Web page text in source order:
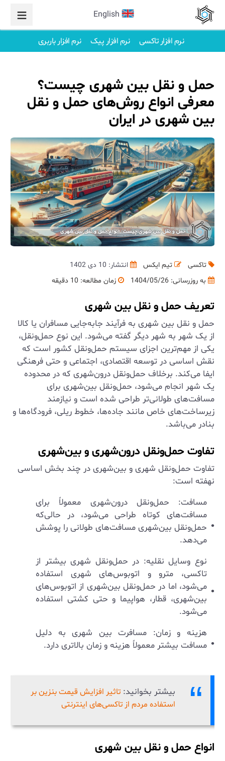
English
نرم افزار تاکسی نرم افزار پیک نرم افزار باربری
حمل و نقل بین شهری چیست؟
معرفی انواع روش‌های حمل و نقل
بین شهری در ایران
تاکسی تیم ایکس
انتشار: 10 دی 1402
به روزرسانی: 1404/05/26 زمان مطالعه: 10 دقیقه
تعریف حمل و نقل بین شهری
حمل و نقل بین شهری به فرآیند جابه‌جایی مسافران یا کالا
از یک شهر به شهر دیگر گفته می‌شود. این نوع حمل‌ونقل،
یکی از مهم‌ترین اجزای سیستم حمل‌ونقل کشور است که
نقش اساسی در توسعه اقتصادی، اجتماعی و حتی فرهنگی
ایفا می‌کند. برخلاف حمل‌ونقل درون‌شهری که در محدوده
یک شهر انجام می‌شود، حمل‌ونقل بین‌شهری برای
مسافت‌های طولانی‌تر طراحی شده است و نیازمند
زیرساخت‌های خاص مانند جاده‌ها، خطوط ریلی، فرودگاه‌ها و
بنادر می‌باشد.
تفاوت حمل‌ونقل درون‌شهری و بین‌شهری
تفاوت حمل‌ونقل شهری و بین‌شهری در چند بخش اساسی
نهفته است:
مسافت: حمل‌ونقل درون‌شهری معمولاً برای
مسافت‌های کوتاه طراحی می‌شود، در حالی‌که
حمل‌ونقل بین‌شهری مسافت‌های طولانی را پوشش
می‌دهد.
نوع وسایل نقلیه: در حمل‌ونقل شهری بیشتر از
تاکسی، مترو و اتوبوس‌های شهری استفاده
می‌شود، اما در حمل‌ونقل بین‌شهری از اتوبوس‌های
بین‌شهری، قطار، هواپیما و حتی کشتی استفاده
می‌شود.
هزینه و زمان: مسافرت بین شهری به دلیل
مسافت بیشتر معمولاً هزینه و زمان بالاتری دارد.
بیشتر بخوانید: تاثیر افزایش قیمت بنزین بر
استفاده مردم از تاکسی‌های اینترنتی
انواع حمل و نقل بین شهری